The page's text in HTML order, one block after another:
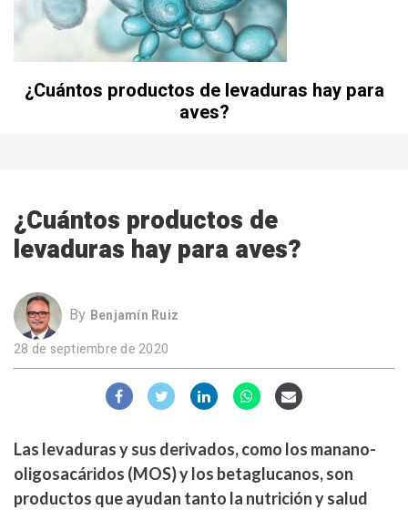
¿Cuántos productos de levaduras hay para
aves?
¿Cuántos productos de
levaduras hay para aves?
By Benjamín Ruiz
28 de septiembre de 2020
Las levaduras y sus derivados, como los manano-
oligosacáridos (MOS) y los betaglucanos, son
productos que ayudan tanto la nutrición y salud